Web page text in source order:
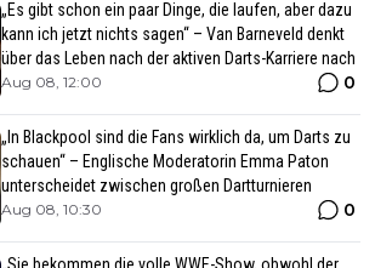
„Es gibt schon ein paar Dinge, die laufen, aber dazu
kann ich jetzt nichts sagen“ – Van Barneveld denkt
über das Leben nach der aktiven Darts-Karriere nach
Aug 08, 12:00 0
„In Blackpool sind die Fans wirklich da, um Darts zu
schauen“ – Englische Moderatorin Emma Paton
unterscheidet zwischen großen Dartturnieren
Aug 08, 10:30 0